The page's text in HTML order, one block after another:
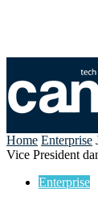
Home Enterprise
Vice President
Enterprise